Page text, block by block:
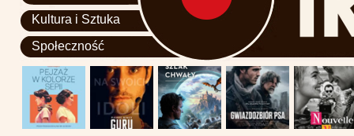
Kultura i Sztuka
Społeczność